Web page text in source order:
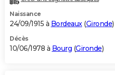
Naissance
24/09/1915 à Bordeaux(Gironde)
Décès
10/06/1978 à Bourg (Gironde)